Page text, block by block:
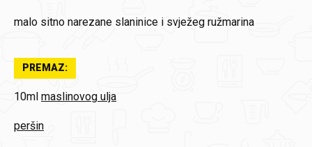
malo sitno narezane slaninice i svježeg ružmarina
PREMAZ:
10ml maslinovog ulja
peršin